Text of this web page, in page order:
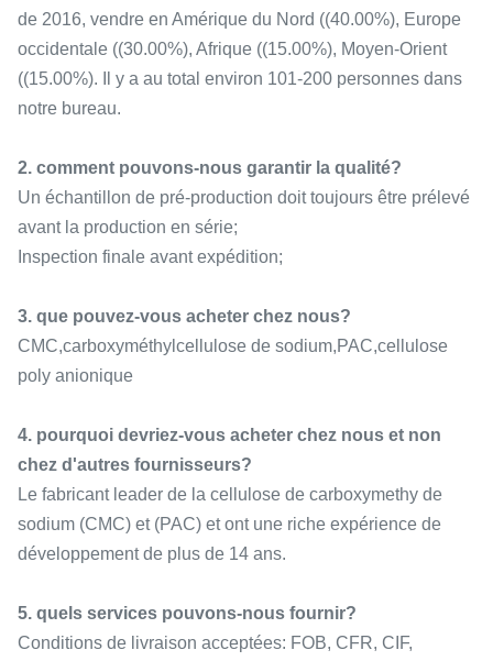
de 2016, vendre en Amérique du Nord ((40.00%), Europe
occidentale ((30.00%), Afrique ((15.00%), Moyen-Orient
((15.00%). Il y a au total environ 101-200 personnes dans
notre bureau.
2. comment pouvons-nous garantir la qualité?
Un échantillon de pré-production doit toujours être prélevé
avant la production en série;
Inspection finale avant expédition;
3. que pouvez-vous acheter chez nous?
CMC,carboxyméthylcellulose de sodium,PAC,cellulose
poly anionique
4. pourquoi devriez-vous acheter chez nous et non
chez d'autres fournisseurs?
Le fabricant leader de la cellulose de carboxymethy de
sodium (CMC) et (PAC) et ont une riche expérience de
développement de plus de 14 ans.
5. quels services pouvons-nous fournir?
Conditions de livraison acceptées: FOB, CFR, CIF,